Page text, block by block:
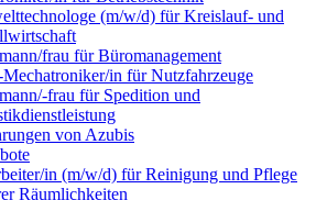
(m/w/d) für Kreislauf- und
frau für Büromanagement
in für Nutzfahrzeuge
frau für Spedition und
von Azubis
in (m/w/d) für Reinigung und Pflege
Räumlichkeiten